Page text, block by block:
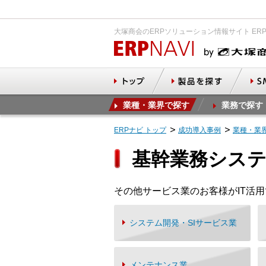
大塚商会のERPソリューション情報サイト
業種・業界で探す 業務で探す
ERPナビ トップ 成功導入事例 業種・業
基幹業務シス
その他サービス業のお客様がIT活
システム開発・SIサービス業